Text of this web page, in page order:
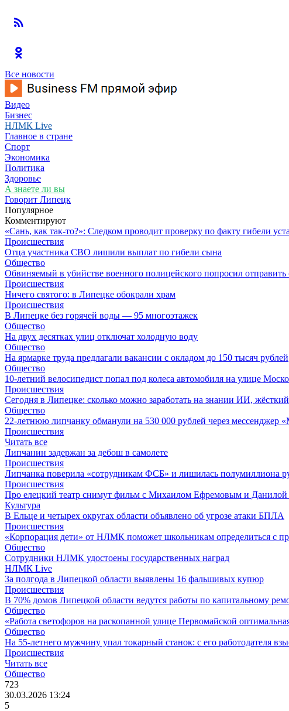
Все новости
Видео
Бизнес
НЛМК Live
Главное в стране
Спорт
Экономика
Политика
Здоровье
А знаете ли вы
Говорит Липецк
Популярное
Комментируют
«Сань, как так-то?»: Следком проводит проверку по факту гибели
Происшествия
Отца участника СВО лишили выплат по гибели сына
Общество
Обвиняемый в убийстве военного полицейского попросил отправить
Происшествия
Ничего святого: в Липецке обокрали храм
Происшествия
В Липецке без горячей воды — 95 многоэтажек
Общество
На двух десятках улиц отключат холодную воду
Общество
На ярмарке труда предлагали вакансии с окладом до 150 тысяч рублей
Общество
10-летний велосипедист попал под колеса автомобиля на улице
Происшествия
Сегодня в Липецке: сколько можно заработать на знании ИИ,
Общество
22-летнюю липчанку обманули на 530 000 рублей через мессенджер
Происшествия
Читать все
Липчанин задержан за дебош в самолете
Происшествия
Липчанка поверила «сотрудникам ФСБ» и лишилась полумиллиона
Происшествия
Про елецкий театр снимут фильм с Михаилом Ефремовым и Данилой
Культура
В Ельце и четырех округах области объявлено об угрозе атаки БПЛА
Происшествия
«Корпорация дети» от НЛМК поможет школьникам определиться с
Общество
Сотрудники НЛМК удостоены государственных наград
НЛМК Live
За полгода в Липецкой области выявлены 16 фальшивых купюр
Происшествия
В 70% домов Липецкой области ведутся работы по капитальному
Общество
«Работа светофоров на раскопанной улице Первомайской
Общество
На 55-летнего мужчину упал токарный станок: с его работодателя
Происшествия
Читать все
Общество
723
30.03.2026 13:24
5